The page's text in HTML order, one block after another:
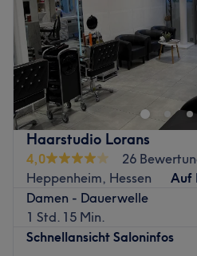
Haarstudio Lorans
4,0
26
Heppenheim, Hessen
Auf
Damen - Dauerwelle
1 Std. 15 Min.
Schnellansicht Saloninfos